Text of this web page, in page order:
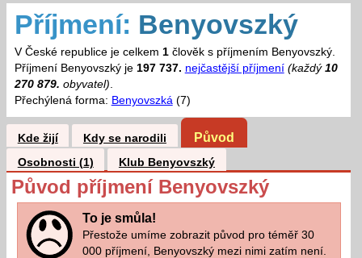
Příjmení: Benyovszký
V České republice je celkem 1člověk s příjmením Benyovszký.
Příjmení Benyovszký je 197 737. nejčastější příjmení (každý 10
270 879. obyvatel).
Přechýlená forma: Benyovszká(7)
Kde žijí Kdy se narodili Původ
Osobnosti (1) Klub Benyovszký
Původ příjmení Benyovszký
To je smůla!
Přestože umíme zobrazit původ pro téměř 30
000 příjmení, Benyovszký mezi nimi zatím není.